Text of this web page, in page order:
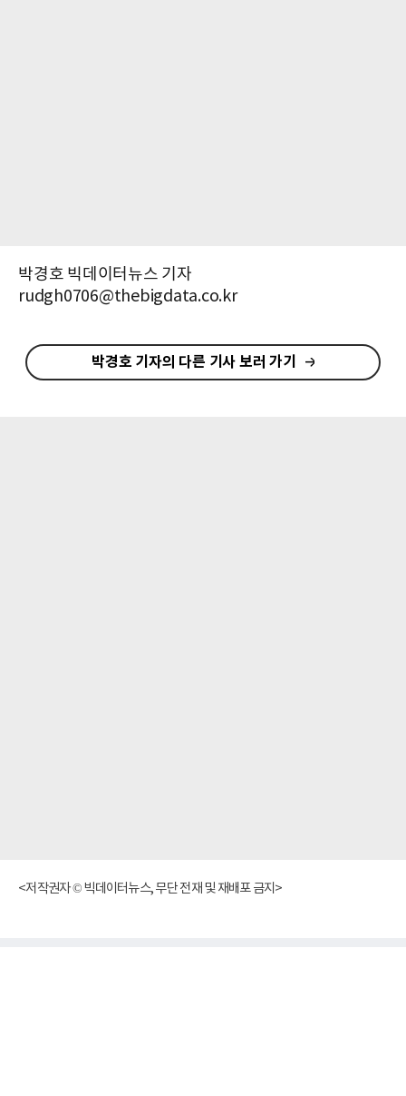
박경호 빅데이터뉴스 기자
rudgh0706@thebigdata.co.kr
박경호 기자의 다른 기사 보러 가기
<저작권자 © 빅데이터뉴스, 무단 전재 및 재배포 금지>